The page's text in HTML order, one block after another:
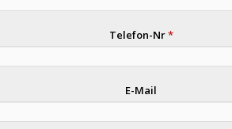
Telefon-Nr*
E-Mail